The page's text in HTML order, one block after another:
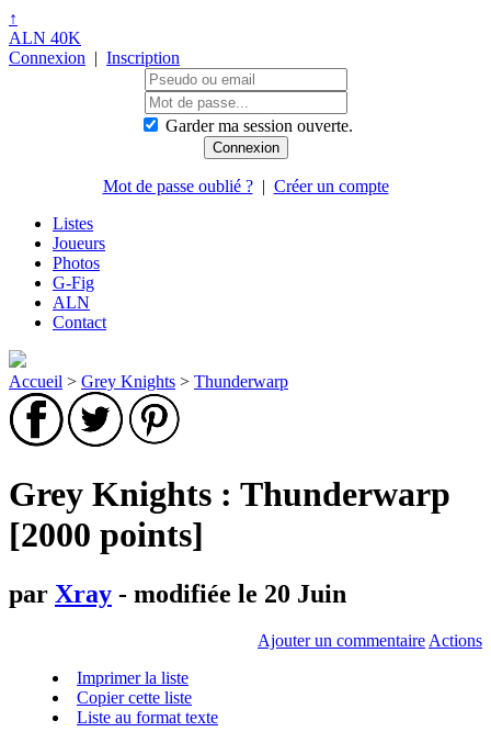
↑
ALN 40K
Connexion | Inscription
Garder ma session ouverte.
Mot de passe oublié ?| Créer un compte
Listes
Joueurs
Photos
G-Fig
ALN
Contact
Accueil > Grey Knights > Thunderwarp
Grey Knights : Thunderwarp
[2000 points]
par Xray - modifiée le 20 Juin
Ajouter un commentaire Actions
Imprimer la liste
Copier cette liste
Liste au format texte